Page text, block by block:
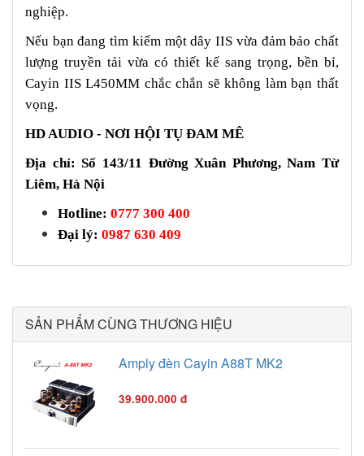
nghiệp.
Nếu bạn đang tìm kiếm một dây IIS vừa đảm bảo chất
lượng truyền tải vừa có thiết kế sang trọng, bền bỉ,
Cayin IIS L450MM chắc chắn sẽ không làm bạn thất
vọng.
HD AUDIO - NƠI HỘI TỤ ĐAM MÊ
Địa chỉ: Số 143/11 Đường Xuân Phương, Nam Từ
Liêm, Hà Nội
Hotline: 0777 300 400
Đại lý: 0987 630 409
SẢN PHẨM CÙNG THƯƠNG HIỆU
Amply đèn Cayin A88T MK2
39.900.000 đ